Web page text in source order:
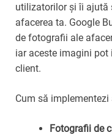
utilizatorilor și îi ajută
afacerea ta. Google
de fotografii ale
iar aceste imagini
client.
Cum să implementezi
Fotografii de